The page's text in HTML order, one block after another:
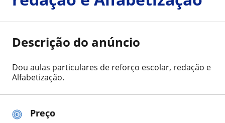
Preço
Descrição do anúncio
Dou aulas particulares de reforço escolar, redação e
Alfabetização.